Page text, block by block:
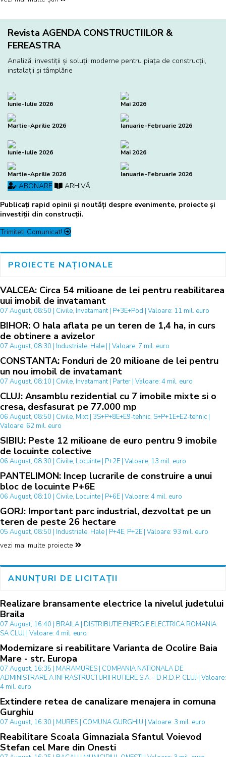
Revista AGENDA CONSTRUCTIILOR &
FEREASTRA
Analiză, investiţii și soluţii moderne pentru piaţa de construcţii,
instalaţii și tâmplărie
Iunie-Iulie 2026 Mai 2026
Martie-Aprilie 2026 Ianuarie-Februarie 2026
Iunie-Iulie 2026 Mai 2026
Martie-Aprilie 2026 Ianuarie-Februarie 2026
ABONARE
ARHIVĂ
Publicați rapid opinii și noutăți despre evenimente, proiecte și
investiții din construcții.
Trimiteti Comunicat!
PROIECTE NAȚIONALE
VALCEA: Circa 54 milioane de lei pentru reabilitarea
uui imobil de invatamant
07 August, 08:50 | Civile, Invatamant | P+3E+Pod | Valoare: 11 mil. euro
BIHOR: O hala aflata pe un teren de 1,4 ha, in curs
de obtinere a avizelor
07 August, 08:30 | Industriale, Hale | | Valoare: 7 mil. euro
CONSTANTA: Fonduri de 20 milioane de lei pentru
un nou imobil de invatamant
07 August, 08:10 | Civile, Invatamant | Parter | Valoare: 4 mil. euro
CLUJ: Ansamblu rezidential cu 7 imobile mixte si o
cresa, desfasurat pe 77.000 mp
06 August, 08:50 | Civile, Mixt | 3S+P+8E+E9-tehnic, S+P+1E+E2-tehnic |
Valoare: 62 mil. euro
SIBIU: Peste 12 milioane de euro pentru 9 imobile
de locuinte colective
06 August, 08:30 | Civile, Locuinte | P+2E | Valoare: 13 mil. euro
PANTELIMON: Incep lucrarile de construire a unui
bloc de locuinte P+6E
06 August, 08:10 | Civile, Locuinte | P+6E | Valoare: 4 mil. euro
GORJ: Important parc industrial, dezvoltat pe un
teren de peste 26 hectare
05 August, 08:50 | Industriale, Hale | P+4E, P+2E | Valoare: 93 mil. euro
vezi mai multe proiecte
ANUNȚURI DE LICITAȚII
Realizare bransamente electrice la nivelul judetului
Braila
07 August, 16:40 | BRAILA | DISTRIBUTIE ENERGIE ELECTRICA ROMANIA
SA CLUJ | Valoare: 4 mil. euro
Modernizare si reabilitare Varianta de Ocolire Baia
Mare - str. Europa
07 August, 16:35 | MARAMURES | COMPANIA NATIONALA DE
ADMINISTRARE A INFRASTRUCTURII RUTIERE S.A. - D.R.D.P. CLUJ | Valoare:
4 mil. euro
Extindere retea de canalizare menajera in comuna
Gurghiu
07 August, 16:30 | MURES | COMUNA GURGHIU | Valoare: 3 mil. euro
Reabilitare Scoala Gimnaziala Sfantul Voievod
Stefan cel Mare din Onesti